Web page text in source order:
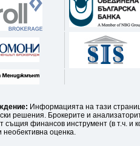
Информацията на тази
решения. Брокерите и
същия финансов инструмент (в т.ч. и
необективна оценка.